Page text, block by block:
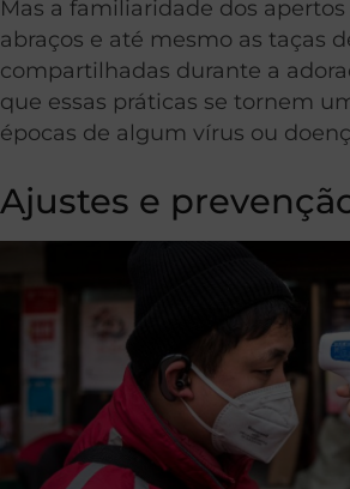
Mas a familiaridade dos apertos
abraços e até mesmo as taças
compartilhadas durante a
que essas práticas se tornem
épocas de algum vírus ou
Ajustes e